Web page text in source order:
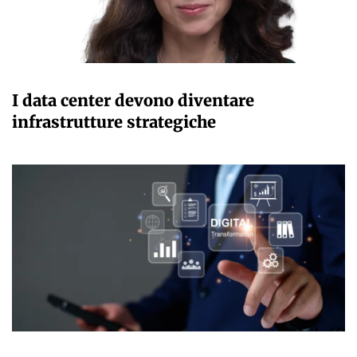
I data center devono diventare
infrastrutture strategiche